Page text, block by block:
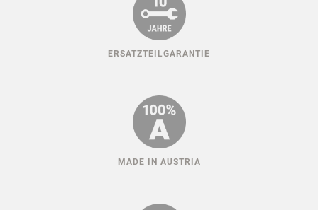
ERSATZTEILGARANTIE
MADE IN AUSTRIA